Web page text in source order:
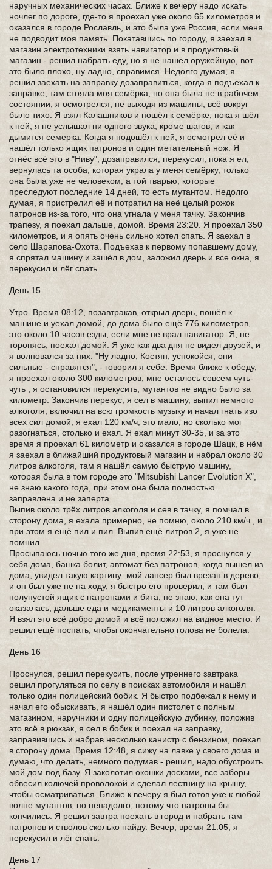
наручных механических часах. Ближе к вечеру надо искать
ночлег по дороге, где-то я проехал уже около 65 километров и
оказался в городе Рославль, и это была уже Россия, если меня
не подводит моя память. Покатавшись по городу, я заехал в
магазин электротехники взять навигатор и в продуктовый
магазин - решил набрать еду, но я не нашёл оружейную, вот
это было плохо, ну ладно, справимся. Недолго думая, я
решил заехать на заправку дозаправиться, когда я подъехал к
заправке, там стояла моя семёрка, но она была не в рабочем
состоянии, я осмотрелся, не выходя из машины, всё вокруг
было тихо. Я взял Калашников и пошёл к семёрке, пока я шёл
к ней, я не услышал ни одного звука, кроме шагов, и как
дымится семерка. Когда я подошёл к ней, я осмотрел её и
нашёл только ящик патронов и один метательный нож. Я
отнёс всё это в "Ниву", дозаправился, перекусил, пока я ел,
вернулась та особа, которая украла у меня семёрку, только
она была уже не человеком, а той тварью, которые
преследуют последние 14 дней, то есть мутантом. Недолго
думая, я пристрелил её и потратил на неё целый рожок
патронов из-за того, что она угнала у меня тачку. Закончив
трапезу, я поехал дальше, домой. Время 23:20. Я проехал 350
километров, и я опять очень сильно хотел спать. Я заехал в
село Шарапова-Охота. Подъехав к первому попавшему дому,
я спрятал машину и зашёл в дом, заложил дверь и все окна, я
перекусил и лёг спать.
День 15
Утро. Время 08:12, позавтракав, открыл дверь, пошёл к
машине и уехал домой, до дома было ещё 776 километров,
это около 10 часов езды, если мне не врал навигатор. Я, не
торопясь, поехал домой. Я уже как два дня не видел друзей, и
я волновался за них. "Ну ладно, Костян, успокойся, они
сильные - справятся", - говорил я себе. Время ближе к обеду,
я проехал около 300 километров, мне осталось совсем чуть-
чуть , я остановился перекусить, мутантов не видно было за
километр. Закончив перекус, я сел в машину, выпил немного
алкоголя, включил на всю громкость музыку и начал гнать изо
всех сил домой, я ехал 120 км/ч, это мало, но сколько мог
разогнаться, столько и ехал. Я ехал минут 30-35, и за это
время я проехал 61 километр и оказался в городе Шацк, в нём
я заехал в ближайший продуктовый магазин и набрал около 30
литров алкоголя, там я нашёл самую быструю машину,
которая была в том городе это "Mitsubishi Lancer Evolution X",
не знаю какого года, при этом она была полностью
заправлена и не заперта.
Выпив около трёх литров алкоголя и сев в тачку, я помчал в
сторону дома, я ехала примерно, не помню, около 210 км/ч , и
при этом я ещё пил и пил. Выпив ещё литров 2, я уже не
помнил.
Просыпаюсь ночью того же дня, время 22:53, я проснулся у
себя дома, башка болит, автомат без патронов, когда вышел из
дома, увидел такую картину: мой лансер был врезан в дерево,
и он был уже не на ходу, я быстро его проверил, и там был
полупустой ящик с патронами и бита, не знаю, как она тут
оказалась, дальше еда и медикаменты и 10 литров алкоголя.
Я взял это всё добро домой и всё положил на видное место. И
решил ещё поспать, чтобы окончательно голова не болела.
День 16
Проснулся, решил перекусить, после утреннего завтрака
решил прогуляться по селу в поисках автомобиля и нашёл
только один полицейский бобик. Я быстро подбежал к нему и
начал его обыскивать, я нашёл один пистолет с полным
магазином, наручники и одну полицейскую дубинку, положив
это всё в рюкзак, я сел в бобик и поехал на заправку,
заправившись и набрав несколько канистр с бензином, поехал
в сторону дома. Время 12:48, я сижу на лавке у своего дома и
думаю, что делать, немного подумав - решил, надо обустроить
мой дом под базу. Я заколотил окошки досками, все заборы
обвесил колючей проволокой и сделал лестницу на крышу,
чтобы осматриваться. Ближе к вечеру я был готов уже к любой
волне мутантов, но ненадолго, потому что патроны бы
кончились. Я решил завтра поехать в город и набрать там
патронов и стволов сколько найду. Вечер, время 21:05, я
перекусил и лёг спать.
День 17